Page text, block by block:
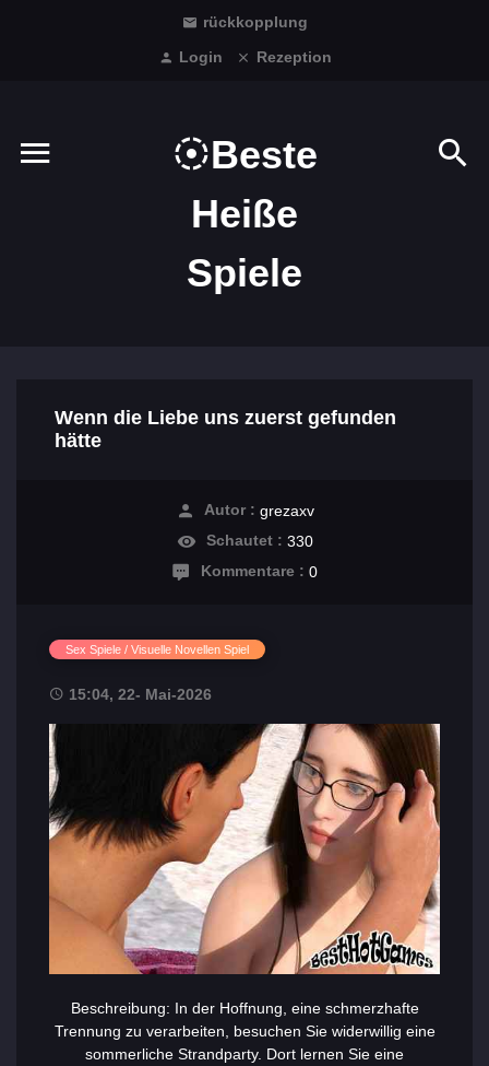
rückkopplung
Login
Rezeption
Beste
Heiße
Spiele
Wenn die Liebe uns zuerst gefunden
hätte
Autor : grezaxv
Schautet : 330
Kommentare : 0
Sex Spiele / Visuelle Novellen Spiel
15:04, 22- Mai-2026
Beschreibung: In der Hoffnung, eine schmerzhafte
Trennung zu verarbeiten, besuchen Sie widerwillig eine
sommerliche Strandparty. Dort lernen Sie eine